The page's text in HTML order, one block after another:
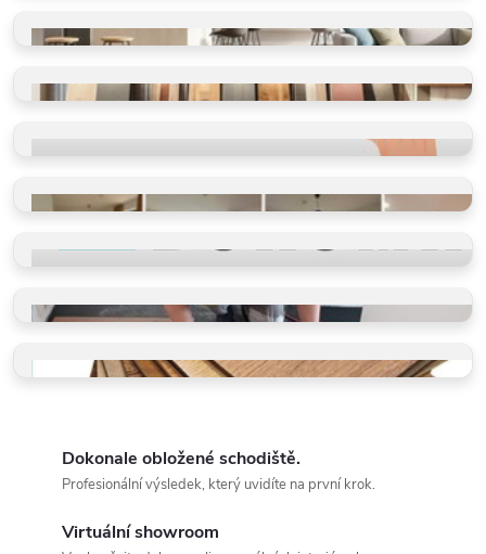
Vidět, cítit, vybrat
Výběr dle místností
Ověřeno spokojenými zákazníky
Příběhy našich klientů
Více než schody a vinyl
Takto je děláme v BUKOMĚ
Dokonale obložené schodiště.
Profesionální výsledek, který uvidíte na první krok.
Virtuální showroom